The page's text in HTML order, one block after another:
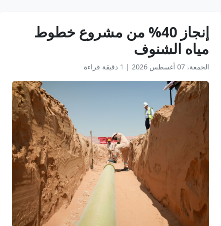
إنجاز 40% من مشروع خطوط
مياه الشنوف
الجمعة، 07 أغسطس 2026 | 1 دقيقة قراءة